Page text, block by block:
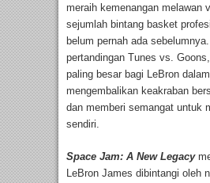
meraih kemenangan melawan
sejumlah bintang basket
belum pernah ada
pertandingan Tunes vs.
paling besar bagi LeBron
mengembalikan keakraban
dan memberi semangat untuk
sendiri.
Space Jam: A New Legacy
LeBron James dibintangi oleh